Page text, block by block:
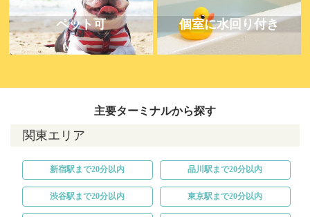
ペット可 個室に水回り付き
主要ターミナルから探す
関東エリア
新宿駅まで20分以内 品川駅まで20分以内
渋谷駅まで20分以内 東京駅まで20分以内